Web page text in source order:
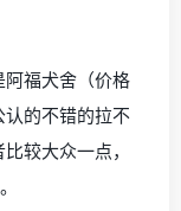
福犬舍（价格
的不错的拉不
较大众一点，